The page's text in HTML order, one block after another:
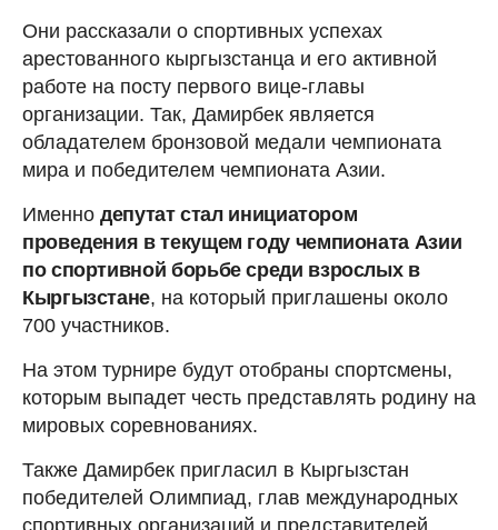
Они рассказали о спортивных успехах
арестованного кыргызстанца и его активной
работе на посту первого вице-главы
организации. Так, Дамирбек является
обладателем бронзовой медали чемпионата
мира и победителем чемпионата Азии.
Именно депутат стал инициатором
проведения в текущем году чемпионата Азии
по спортивной борьбе среди взрослых в
Кыргызстане, на который приглашены около
700 участников.
На этом турнире будут отобраны спортсмены,
которым выпадет честь представлять родину на
мировых соревнованиях.
Также Дамирбек пригласил в Кыргызстан
победителей Олимпиад, глав международных
спортивных организаций и представителей